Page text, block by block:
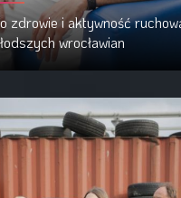
zdrowie i aktywność
wrocławian
Czytaj więcej